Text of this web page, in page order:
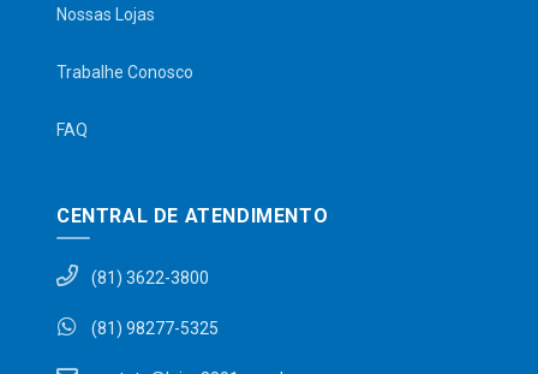
Nossas Lojas
Trabalhe Conosco
FAQ
CENTRAL DE ATENDIMENTO
(81) 3622-3800
(81) 98277-5325